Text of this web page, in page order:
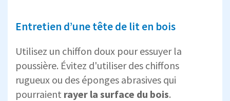
Entretien d’une tête de lit en bois
Utilisez un chiffon doux pour essuyer la
poussière. Évitez d'utiliser des chiffons
rugueux ou des éponges abrasives qui
pourraient rayer la surface du bois.